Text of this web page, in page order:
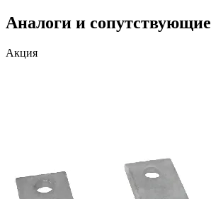
Аналоги и сопутствующие
Акция